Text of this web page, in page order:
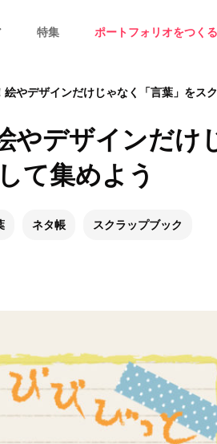
特集 ポートフォリオをつくる
ザインだけじゃなく「言葉」をスクラップして集
やデザインだけ
て集めよう
ネタ帳 スクラップブック